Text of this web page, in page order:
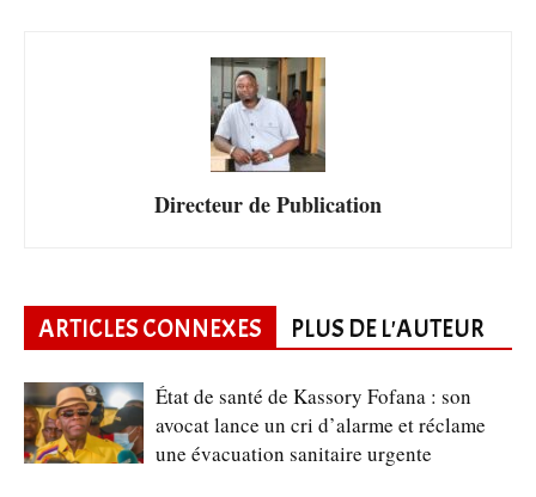
Directeur de Publication
ARTICLES CONNEXES PLUS DE L'AUTEUR
État de santé de Kassory Fofana : son
avocat lance un cri d’alarme et réclame
une évacuation sanitaire urgente